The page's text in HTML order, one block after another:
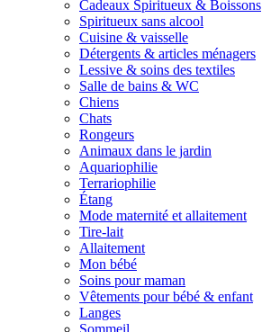
Cadeaux Spiritueux & Boissons
Spiritueux sans alcool
Cuisine & vaisselle
Détergents & articles ménagers
Lessive & soins des textiles
Salle de bains & WC
Chiens
Chats
Rongeurs
Animaux dans le jardin
Aquariophilie
Terrariophilie
Étang
Mode maternité et allaitement
Tire-lait
Allaitement
Mon bébé
Soins pour maman
Vêtements pour bébé & enfant
Langes
Sommeil